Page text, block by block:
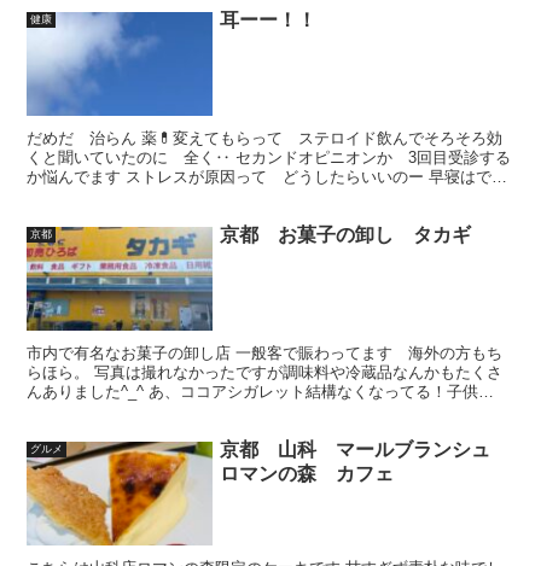
健康 耳ーー！！
だめだ 治らん 薬💊変えてもらって ステロイド飲んでそろそろ効
くと聞いていたのに 全く‥ セカンドオピニオンか 3回目受診する
か悩んでます ストレスが原因って どうしたらいいのー 早寝はでき
京都 京都 お菓子の卸し タカギ
市内で有名なお菓子の卸し店 一般客で賑わってます 海外の方もち
らほら。 写真は撮れなかったですが調味料や冷蔵品なんかもたくさ
んありました^_^ あ、ココアシガレット結構なくなってる！子供
グルメ
京都 山科 マールブランシュ
ロマンの森 カフェ